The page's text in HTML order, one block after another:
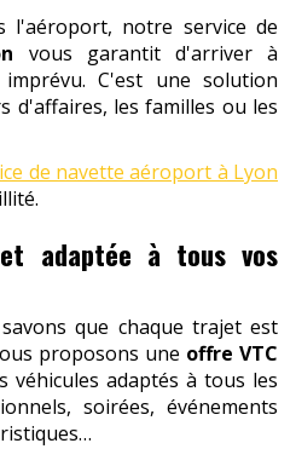
l'aéroport, notre service de
vous garantit d'arriver à
C'est une solution
d'affaires, les familles ou les
de navette aéroport à Lyon
adaptée à tous vos
que chaque trajet est
proposons une offre VTC
véhicules adaptés à tous les
soirées, événements